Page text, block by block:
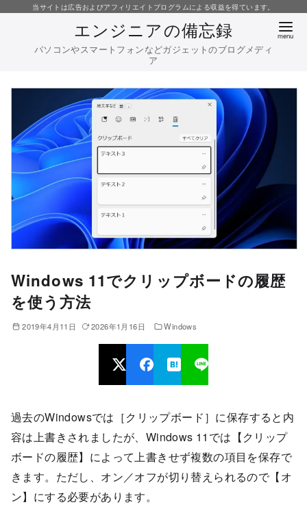
当サイトは広告およびアフィリエイトプログラムによる収益を得ています。
エンジニアの備忘録
パソコンやスマートフォンなどガジェットのブログメディ
ア
Windows 11でクリップボードの履歴
を使う方法
2019年4月11日 2026年1月16日 Windows
過去のWindowsでは［クリップボード］に保存すると内
容は上書きされましたが、Windows 11では【クリップ
ボードの履歴】によって上書きせず複数の項目を保存で
きます。ただし、オン／オフが切り替えられるので【オ
ン】にする必要があります。